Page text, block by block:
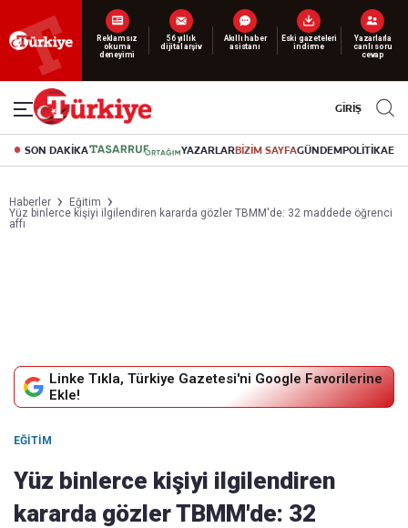
Reklamsız
okuma
deneyimi
56 yıllık
dijital arşiv
Akıllı haber
asistanı
Eski gazeteleri
indirme
Yazarlarla
canlı soru
cevap
GİRİŞ
SON DAKİKA YAZARLARBİZİM SAYFAGÜNDEMPOLİTİKA
Haberler
Eğitim
Yüz binlerce kişiyi ilgilendiren kararda gözler TBMM'de: 32 maddede öğrenci
affı
Linke Tıkla, Türkiye Gazetesi'ni Google Favorilerine
Ekle!
EĞITIM
Yüz binlerce kişiyi ilgilendiren
kararda gözler TBMM'de: 32